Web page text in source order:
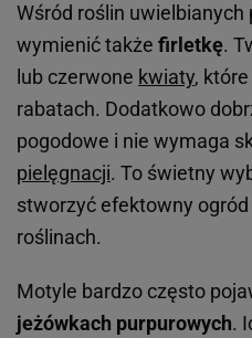
Wśród roślin
wymienić także firletkę.
lub czerwone kwiaty,
rabatach. Dodatkowo
pogodowe i nie wymaga
pielęgnacji. To świetny
stworzyć efektowny ogród
roślinach.
Motyle bardzo często
jeżówkach purpurowych.